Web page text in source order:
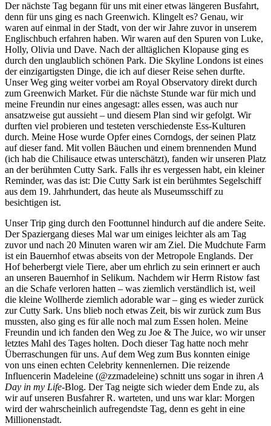
Der nächste Tag begann für uns mit einer etwas längeren Busfahrt,
denn für uns ging es nach Greenwich. Klingelt es? Genau, wir
waren auf einmal in der Stadt, von der wir Jahre zuvor in unserem
Englischbuch erfahren haben. Wir waren auf den Spuren von Luke,
Holly, Olivia und Dave. Nach der alltäglichen Klopause ging es
durch den unglaublich schönen Park. Die Skyline Londons ist eines
der einzigartigsten Dinge, die ich auf dieser Reise sehen durfte.
Unser Weg ging weiter vorbei am Royal Observatory direkt durch
zum Greenwich Market. Für die nächste Stunde war für mich und
meine Freundin nur eines angesagt: alles essen, was auch nur
ansatzweise gut aussieht – und diesem Plan sind wir gefolgt. Wir
durften viel probieren und testeten verschiedenste Ess-Kulturen
durch. Meine Hose wurde Opfer eines Corndogs, der seinen Platz
auf dieser fand. Mit vollen Bäuchen und einem brennenden Mund
(ich hab die Chilisauce etwas unterschätzt), fanden wir unseren Platz
an der berühmten Cutty Sark. Falls ihr es vergessen habt, ein kleiner
Reminder, was das ist: Die Cutty Sark ist ein berühmtes Segelschiff
aus dem 19. Jahrhundert, das heute als Museumsschiff zu
besichtigen ist.
Unser Trip ging durch den Foottunnel hindurch auf die andere Seite.
Der Spaziergang dieses Mal war um einiges leichter als am Tag
zuvor und nach 20 Minuten waren wir am Ziel. Die Mudchute Farm
ist ein Bauernhof etwas abseits von der Metropole Englands. Der
Hof beherbergt viele Tiere, aber um ehrlich zu sein erinnert er auch
an unseren Bauernhof in Selikum. Nachdem wir Herrn Ristow fast
an die Schafe verloren hatten – was ziemlich verständlich ist, weil
die kleine Wollherde ziemlich adorable war – ging es wieder zurück
zur Cutty Sark. Uns blieb noch etwas Zeit, bis wir zurück zum Bus
mussten, also ging es für alle noch mal zum Essen holen. Meine
Freundin und ich fanden den Weg zu Joe & The Juice, wo wir unser
letztes Mahl des Tages holten. Doch dieser Tag hatte noch mehr
Überraschungen für uns. Auf dem Weg zum Bus konnten einige
von uns einen echten Celebrity kennenlernen. Die reizende
Influencerin Madeleine (@zzmadeleine) schnitt uns sogar in ihren A
Day in my Life-Blog. Der Tag neigte sich wieder dem Ende zu, als
wir auf unseren Busfahrer R. warteten, und uns war klar: Morgen
wird der wahrscheinlich aufregendste Tag, denn es geht in eine
Millionenstadt.